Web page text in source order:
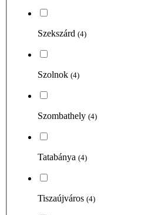
Szekszárd (4)
Szolnok (4)
Szombathely (4)
Tatabánya (4)
Tiszaújváros (4)